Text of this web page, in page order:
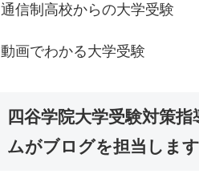
通信制高校からの大学受験
動画でわかる大学受験
四谷学院大学受験対策指
ムがブログを担当します